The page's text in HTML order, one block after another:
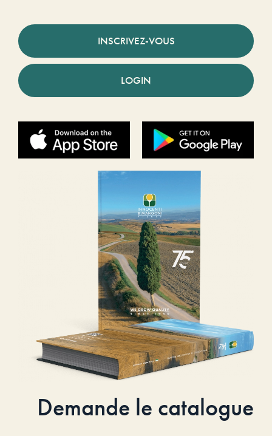
INSCRIVEZ-VOUS
LOGIN
Demande le catalogue